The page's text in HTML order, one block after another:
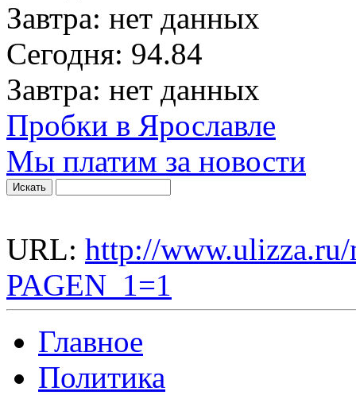
Завтра: нет данных
Сегодня: 94.84
Завтра: нет данных
Пробки в Ярославле
Мы платим за новости
URL: http://
PAGEN_1=1
Главное
Политика